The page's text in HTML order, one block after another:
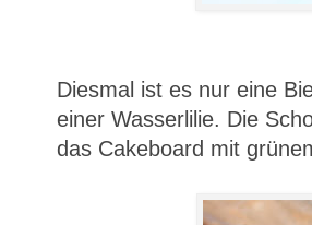
Diesmal ist es nur eine
einer Wasserlilie. Die
das Cakeboard mit